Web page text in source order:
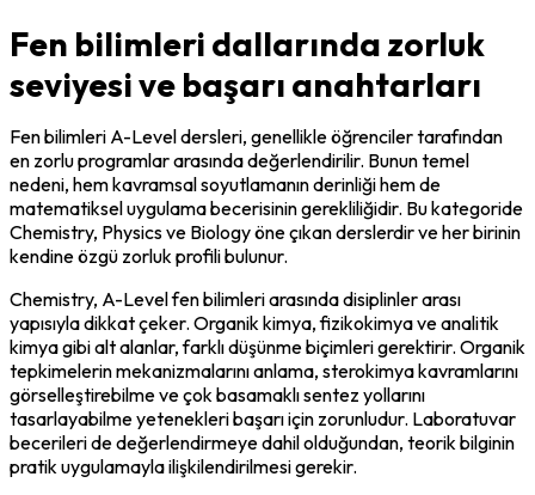
Fen bilimleri dallarında zorluk
seviyesi ve başarı anahtarları
Fen bilimleri A-Level dersleri, genellikle öğrenciler tarafından
en zorlu programlar arasında değerlendirilir. Bunun temel
nedeni, hem kavramsal soyutlamanın derinliği hem de
matematiksel uygulama becerisinin gerekliliğidir. Bu kategoride
Chemistry, Physics ve Biology öne çıkan derslerdir ve her birinin
kendine özgü zorluk profili bulunur.
Chemistry, A-Level fen bilimleri arasında disiplinler arası
yapısıyla dikkat çeker. Organik kimya, fizikokimya ve analitik
kimya gibi alt alanlar, farklı düşünme biçimleri gerektirir. Organik
tepkimelerin mekanizmalarını anlama, sterokimya kavramlarını
görselleştirebilme ve çok basamaklı sentez yollarını
tasarlayabilme yetenekleri başarı için zorunludur. Laboratuvar
becerileri de değerlendirmeye dahil olduğundan, teorik bilginin
pratik uygulamayla ilişkilendirilmesi gerekir.